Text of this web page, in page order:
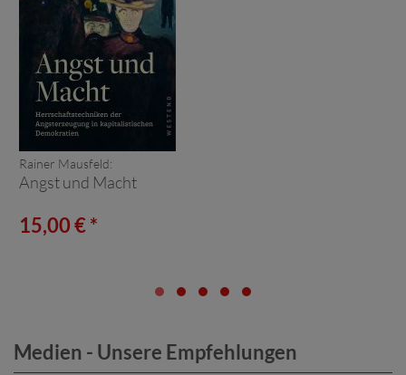
Rainer Mausfeld:
Angst und Macht
15,00 € *
Medien - Unsere Empfehlungen